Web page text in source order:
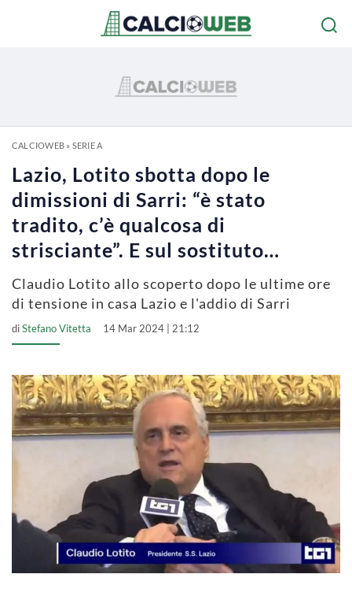
CALCIOWEB» SERIE A
Lazio, Lotito sbotta dopo le
dimissioni di Sarri: “è stato
tradito, c’è qualcosa di
strisciante”. E sul sostituto…
Claudio Lotito allo scoperto dopo le ultime ore
di tensione in casa Lazio e l'addio di Sarri
diStefano Vitetta 14 Mar 2024 | 21:12